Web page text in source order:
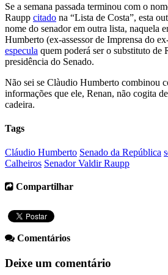
Se a semana passada terminou com o
Raupp citado na “Lista de Costa”, esta
nome do senador em outra lista, naquela
Humberto (ex-assessor de Imprensa do
especula quem poderá ser o substituto de
presidência do Senado.
Não sei se Clàudio Humberto combinou
informações que ele, Renan, não cogita
cadeira.
Tags
Cláudio Humberto Senado da República
Calheiros Senador Valdir Raupp
Compartilhar
Comentários
Deixe um comentário